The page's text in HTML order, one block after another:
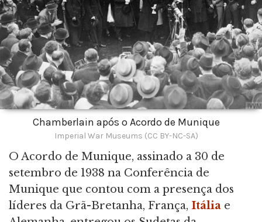
Chamberlain após o Acordo de Munique
Imperial War Museums (CC BY-NC-SA)
O Acordo de Munique, assinado a 30 de
setembro de 1938 na Conferência de
Munique que contou com a presença dos
líderes da Grã-Bretanha, França, Itália e